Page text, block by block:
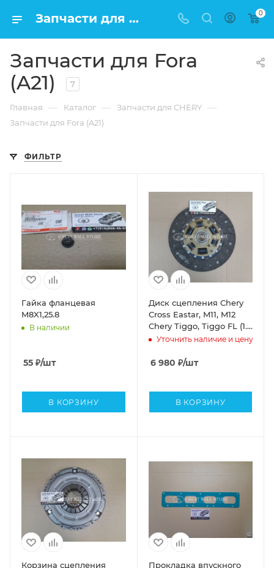
Запчасти для Fora (A21) по низкой цене в Москве 0
Запчасти для Fora
(A21)
7
Главная — Каталог — Запчасти для CHERY —
Запчасти для Fora (A21)
ФИЛЬТР
Гайка фланцевая
M8X1,25.8
В наличии
55 ₽/шт
В КОРЗИНУ
Диск сцепления Chery
Cross Eastar, M11, M12
Chery Tiggo, Tiggo FL (1.6
/ 1.8 / 2.0 / 2.4) Vortex
Уточнить наличие и цену
6 980 ₽/шт
В КОРЗИНУ
Корзина сцепления
Прокладка впускного